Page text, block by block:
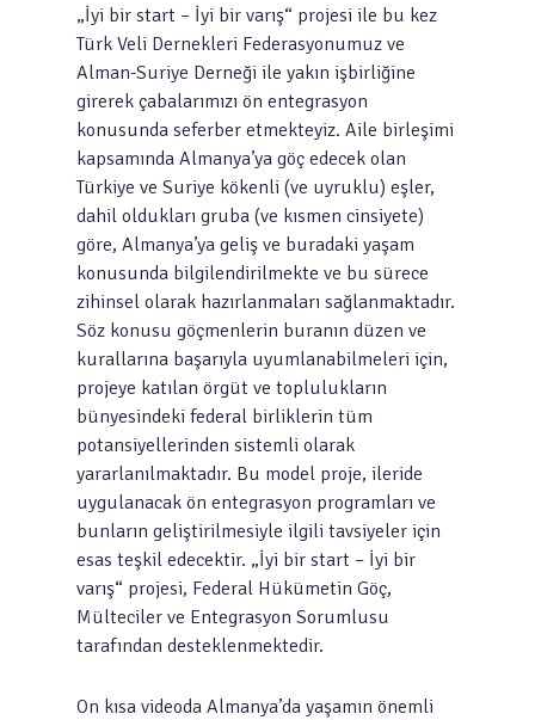
„İyi bir start – İyi bir varış“ projesi ile bu kez
Türk Veli Dernekleri Federasyonumuz ve
Alman-Suriye Derneği ile yakın işbirliğine
girerek çabalarımızı ön entegrasyon
konusunda seferber etmekteyiz. Aile birleşimi
kapsamında Almanya’ya göç edecek olan
Türkiye ve Suriye kökenli (ve uyruklu) eşler,
dahil oldukları gruba (ve kısmen cinsiyete)
göre, Almanya’ya geliş ve buradaki yaşam
konusunda bilgilendirilmekte ve bu sürece
zihinsel olarak hazırlanmaları sağlanmaktadır.
Söz konusu göçmenlerin buranın düzen ve
kurallarına başarıyla uyumlanabilmeleri için,
projeye katılan örgüt ve toplulukların
bünyesindeki federal birliklerin tüm
potansiyellerinden sistemli olarak
yararlanılmaktadır. Bu model proje, ileride
uygulanacak ön entegrasyon programları ve
bunların geliştirilmesiyle ilgili tavsiyeler için
esas teşkil edecektir. „İyi bir start – İyi bir
varış“ projesi, Federal Hükümetin Göç,
Mülteciler ve Entegrasyon Sorumlusu
tarafından desteklenmektedir.
On kısa videoda Almanya’da yaşamın önemli